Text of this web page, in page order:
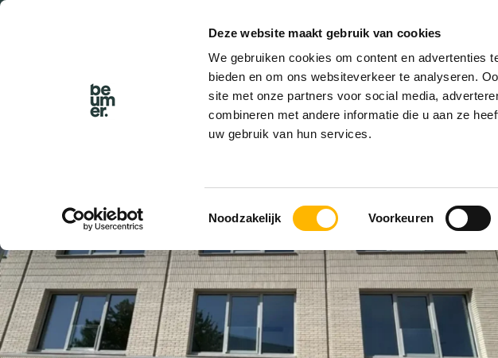
Deze website maakt gebruik van cookies
We gebruiken cookies om content en advertenties
bieden en om ons websiteverkeer te analyseren.
site met onze partners voor social media,
combineren met andere informatie die u aan ze
uw gebruik van hun services.
Toestemmingsselectie
Noodzakelijk Voorkeuren